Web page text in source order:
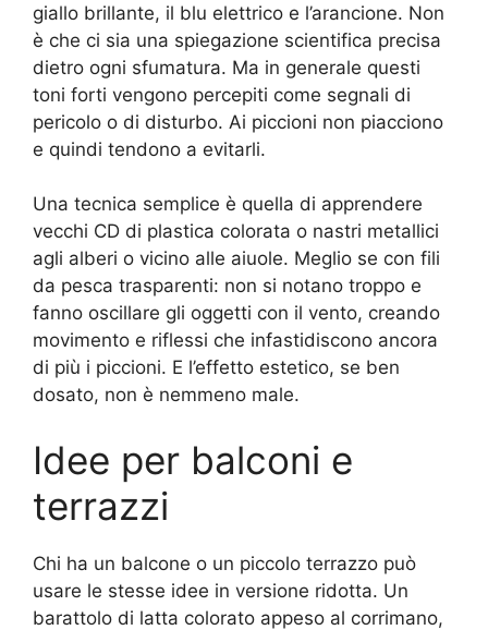
giallo brillante, il blu elettrico e l’arancione. Non
è che ci sia una spiegazione scientifica precisa
dietro ogni sfumatura. Ma in generale questi
toni forti vengono percepiti come segnali di
pericolo o di disturbo. Ai piccioni non piacciono
e quindi tendono a evitarli.
Una tecnica semplice è quella di apprendere
vecchi CD di plastica colorata o nastri metallici
agli alberi o vicino alle aiuole. Meglio se con fili
da pesca trasparenti: non si notano troppo e
fanno oscillare gli oggetti con il vento, creando
movimento e riflessi che infastidiscono ancora
di più i piccioni. E l’effetto estetico, se ben
dosato, non è nemmeno male.
Idee per balconi e
terrazzi
Chi ha un balcone o un piccolo terrazzo può
usare le stesse idee in versione ridotta. Un
barattolo di latta colorato appeso al corrimano,